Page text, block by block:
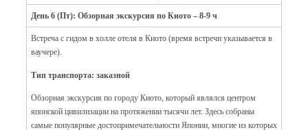
День 6 (Пт): Обзорная экскурсия по Киото – 8-9 ч
Встреча с гидом в холле отеля в Киото (время встречи указывается в
ваучере).
Тип транспорта: заказной
Обзорная экскурсия по городу Киото, который являлся центром
японской цивилизации на протяжении тысячи лет. Здесь собраны
самые популярные достопримечательности Японии, многие из которых